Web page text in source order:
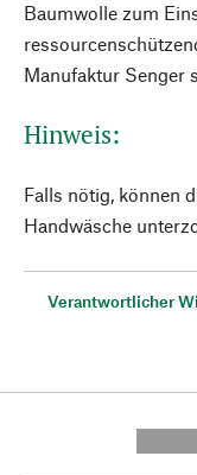
Baumwolle zum
Manufaktur Senger
Hinweis:
Falls nötig, können
Handwäsche
Verantwortlicher